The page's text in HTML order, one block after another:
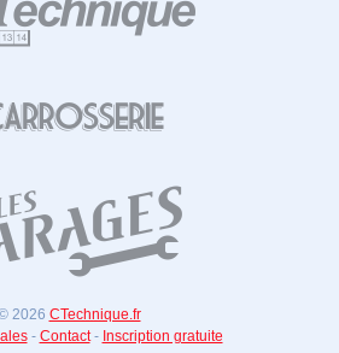
2026 CTechnique.fr
- Contact- Inscription gratuite